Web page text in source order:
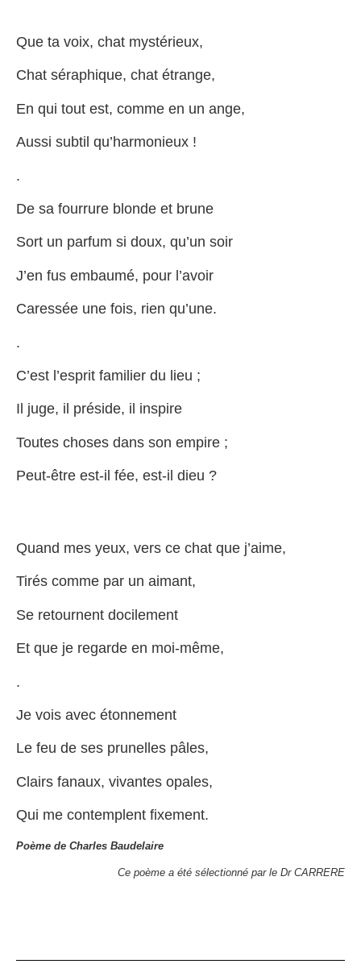
Que ta voix, chat mystérieux,
Chat séraphique, chat étrange,
En qui tout est, comme en un ange,
Aussi subtil qu’harmonieux !
.
De sa fourrure blonde et brune
Sort un parfum si doux, qu’un soir
J’en fus embaumé, pour l’avoir
Caressée une fois, rien qu’une.
.
C’est l’esprit familier du lieu ;
Il juge, il préside, il inspire
Toutes choses dans son empire ;
Peut-être est-il fée, est-il dieu ?
Quand mes yeux, vers ce chat que j’aime,
Tirés comme par un aimant,
Se retournent docilement
Et que je regarde en moi-même,
.
Je vois avec étonnement
Le feu de ses prunelles pâles,
Clairs fanaux, vivantes opales,
Qui me contemplent fixement.
Poème de Charles Baudelaire
Ce poème a été sélectionné par le Dr CARRERE